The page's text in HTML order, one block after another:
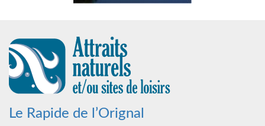
Le Rapide de l’Orignal